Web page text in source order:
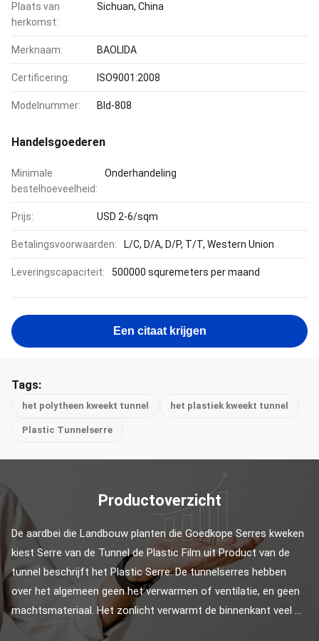
Plaats van
herkomst:
Sichuan, China
Merknaam: BAOLIDA
Certificering: ISO9001:2008
Modelnummer: Bld-808
Handelsgoederen
Minimale
bestelhoeveelheid:
Onderhandeling
Prijs: USD 2-6/sqm
Betalingsvoorwaarden: L/C, D/A, D/P, T/T, Western Union
Leveringscapaciteit: 500000 squremeters per maand
Een citaat krijgen
Tags:
het polytheen kweekt tunnel het plastiek kweekt tunnel
Plastic Tunnelserre
Productoverzicht
De aardbei die Landbouw planten die Goedkope Serres kweken
kiest Serre van de Tunnel de Plastic Film uit Product van de
tunnel beschrijft het Plastic Serre: De tunnelserres hebben
over het algemeen geen het verwarmen of ventilatie, en geen
machtsmateriaal. Het zonlicht verwarmt de binnenkant veel ...